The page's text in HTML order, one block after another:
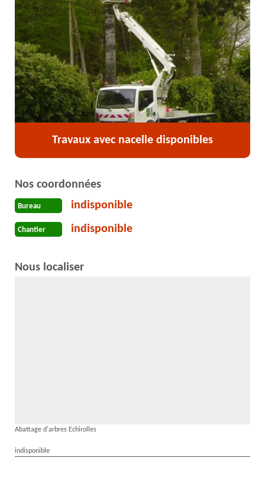
Travaux avec nacelle disponibles
Nos coordonnées
Bureau indisponible
Chantier indisponible
Nous localiser
Abattage d'arbres Echirolles
indisponible